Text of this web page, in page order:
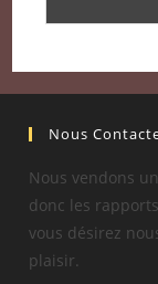
Nous
Nous vendons
donc les
vous désirez
plaisir.